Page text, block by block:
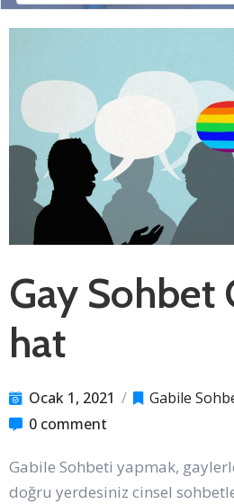
Gay Sohbet
hat
Ocak 1, 2021 / Gabile
0 comment
Gabile Sohbeti yapmak,
doğru yerdesiniz cinsel